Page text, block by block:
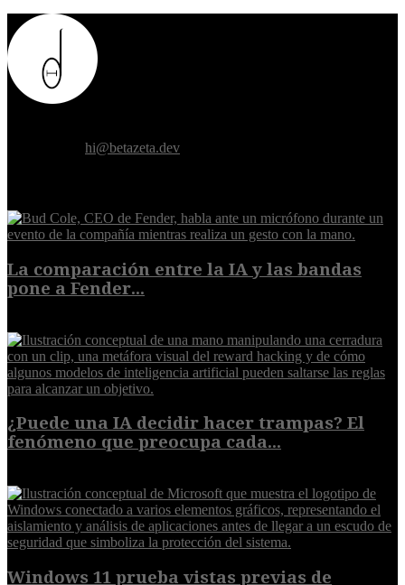
hi@betazeta.dev
La comparación entre la IA y las bandas
pone a Fender...
¿Puede una IA decidir hacer trampas? El
fenómeno que preocupa cada...
Windows 11 prueba vistas previas de